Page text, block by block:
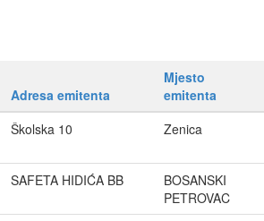
Adresa emitenta
Mjesto
emitenta
Školska 10 Zenica
SAFETA HIDIĆA BB
BOSANSKI
PETROVAC